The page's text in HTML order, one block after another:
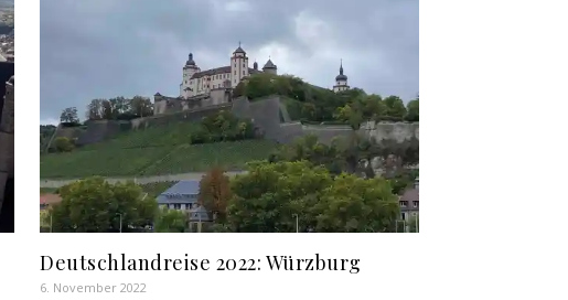
Deutschlandreise 2022: Würzburg
6. November 2022